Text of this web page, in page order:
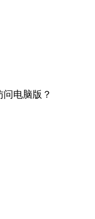
电脑版？